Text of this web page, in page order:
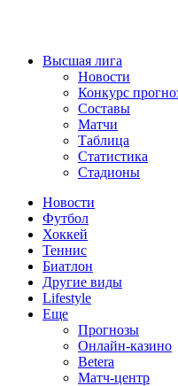
Высшая лига
Новости
Конкурс
Составы
Матчи
Таблица
Статистика
Стадионы
Новости
Футбол
Хоккей
Теннис
Биатлон
Другие виды
Lifestyle
Еще
Прогнозы
Онлайн-казино
Betera
Матч-центр